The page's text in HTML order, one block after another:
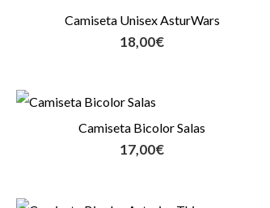
Camiseta Unisex AsturWars
18,00€
Camiseta Bicolor Salas
17,00€